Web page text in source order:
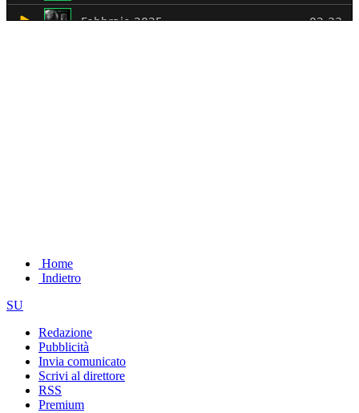
Home
Indietro
SU
Redazione
Pubblicità
Invia comunicato
Scrivi al direttore
RSS
Premium